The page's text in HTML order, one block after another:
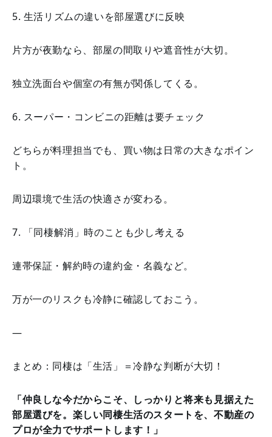
5. 生活リズムの違いを部屋選びに反映
片方が夜勤なら、部屋の間取りや遮音性が大切。
独立洗面台や個室の有無が関係してくる。
6. スーパー・コンビニの距離は要チェック
どちらが料理担当でも、買い物は日常の大きなポイン
ト。
周辺環境で生活の快適さが変わる。
7. 「同棲解消」時のことも少し考える
連帯保証・解約時の違約金・名義など。
万が一のリスクも冷静に確認しておこう。
—
まとめ：同棲は「生活」＝冷静な判断が大切！
「仲良しな今だからこそ、しっかりと将来も見据えた
部屋選びを。楽しい同棲生活のスタートを、不動産の
プロが全力でサポートします！」